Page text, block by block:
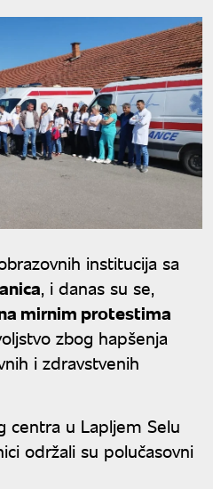
institucija sa
, i danas su se,
mirnim protestima
zbog hapšenja
i zdravstvenih
centra u Lapljem Selu
održali su polučasovni